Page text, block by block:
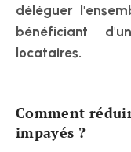
déléguer
bénéficiant
locataires.
Comment
impayés ?